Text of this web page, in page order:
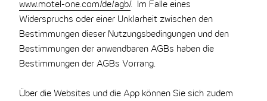
www.motel-one.com/de/agb/. Im Falle eines
Widerspruchs oder einer Unklarheit zwischen den
Bestimmungen dieser Nutzungsbedingungen und den
Bestimmungen der anwendbaren AGBs haben die
Bestimmungen der AGBs Vorrang.
Über die Websites und die App können Sie sich zudem